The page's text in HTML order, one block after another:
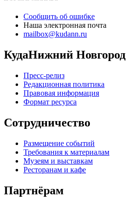
Сообщить об ошибке
Наша электронная почта
mailbox@kudann.ru
КудаНижний Новгород
Пресс-релиз
Редакционная политика
Правовая информация
Формат ресурса
Сотрудничество
Размещение событий
Требования к материалам
Музеям и выставкам
Ресторанам и кафе
Партнёрам